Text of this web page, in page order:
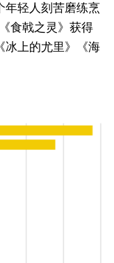
年轻人刻苦磨练烹
食戟之灵》获得
冰上的尤里》《海